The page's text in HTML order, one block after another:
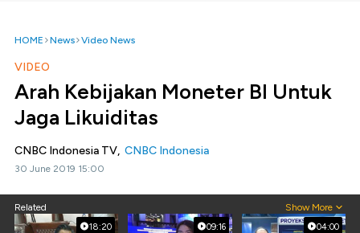
HOME News Video News
VIDEO
Arah Kebijakan Moneter BI Untuk
Jaga Likuiditas
CNBC Indonesia TV, CNBC Indonesia
30 June 2019 15:00
Related Show More
18:20 09:16 04:00